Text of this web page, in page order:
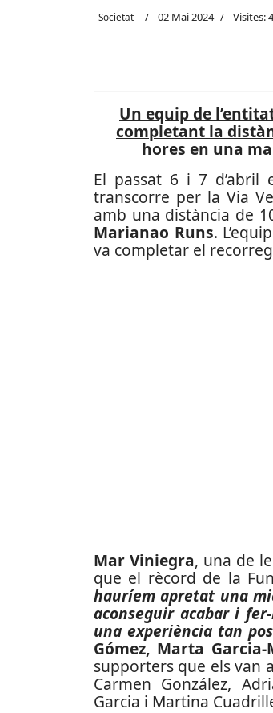
Societat 02 Mai 2024 Visites:
Un equip de
completant la
hores en una
El passat 6 i 7
transcorre per la Via
amb una distància de
Marianao Runs.
va completar el
Mar Viniegra, una de
que el rècord de la
hauríem apretat una
aconseguir acabar i
una experiència tan
Gómez, Marta
supporters que els van
Carmen González,
Garcia i Martina